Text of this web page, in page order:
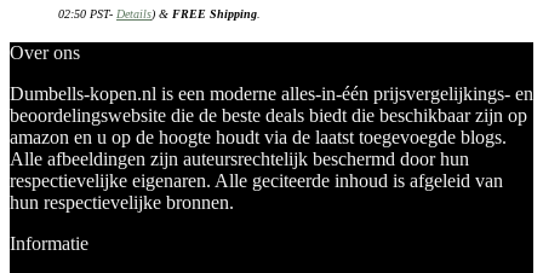
02:50 PST- Details) & FREE Shipping
Over ons
Dumbells-kopen.nl is een moderne alles-in-één prijsvergelijkings- en
beoordelingswebsite die de beste deals biedt die beschikbaar zijn op
amazon en u op de hoogte houdt via de laatst toegevoegde blogs.
Alle afbeeldingen zijn auteursrechtelijk beschermd door hun
respectievelijke eigenaren. Alle geciteerde inhoud is afgeleid van
hun respectievelijke bronnen.
Informatie